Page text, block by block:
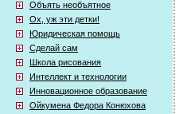
Объять необъятное
Ох, уж эти детки!
Юридическая помощь
Сделай сам
Школа рисования
Интеллект и технологии
Инновационное образование
Ойкумена Федора Конюхова